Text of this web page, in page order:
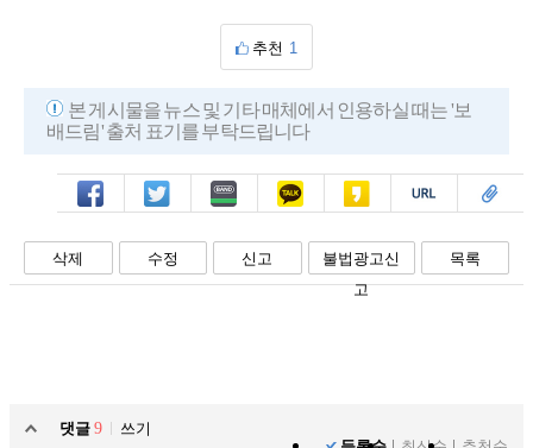
추천 1
본 게시물을 뉴스 및 기타 매체에서 인용하실 때는 '보
배드림' 출처 표기를 부탁드립니다
페북 트윗 밴드 카톡 카스 복사 스크랩
삭제 수정 신고
불법광고신
고
목록
댓글 9
쓰기